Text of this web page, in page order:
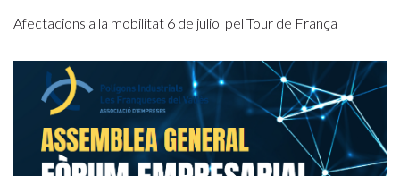
Afectacions a la mobilitat 6 de juliol pel Tour de França